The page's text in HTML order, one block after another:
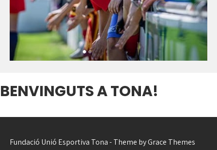
BENVINGUTS A TONA!
Fundació Unió Esportiva Tona - Theme by Grace Themes